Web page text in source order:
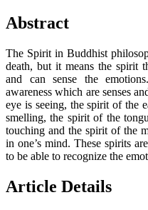
Abstract
The Spirit in Buddhist
death, but it means the spirit
and can sense the
awareness which are senses
eye is seeing, the spirit of the
smelling, the spirit of the
touching and the spirit of the
in one’s mind. These spirits
to be able to recognize the
Article Details